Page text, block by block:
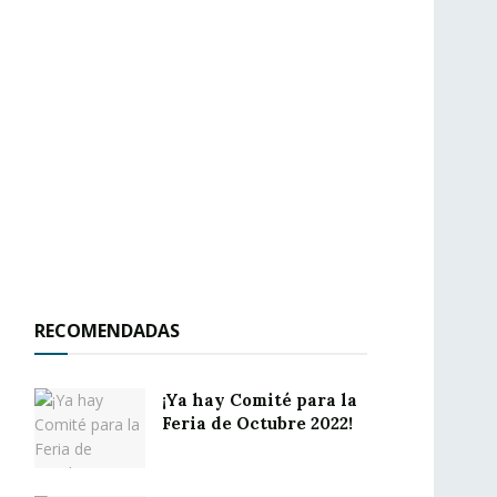
RECOMENDADAS
¡Ya hay Comité para la
Feria de Octubre 2022!